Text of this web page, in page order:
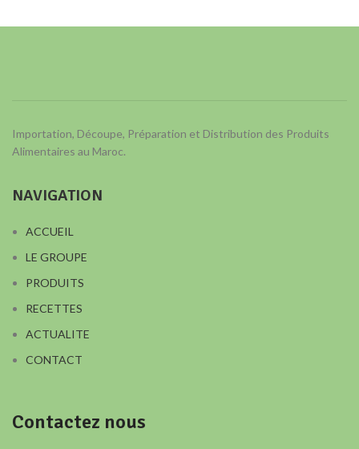
Importation, Découpe, Préparation et Distribution des Produits
Alimentaires au Maroc.
NAVIGATION
ACCUEIL
LE GROUPE
PRODUITS
RECETTES
ACTUALITE
CONTACT
Contactez nous